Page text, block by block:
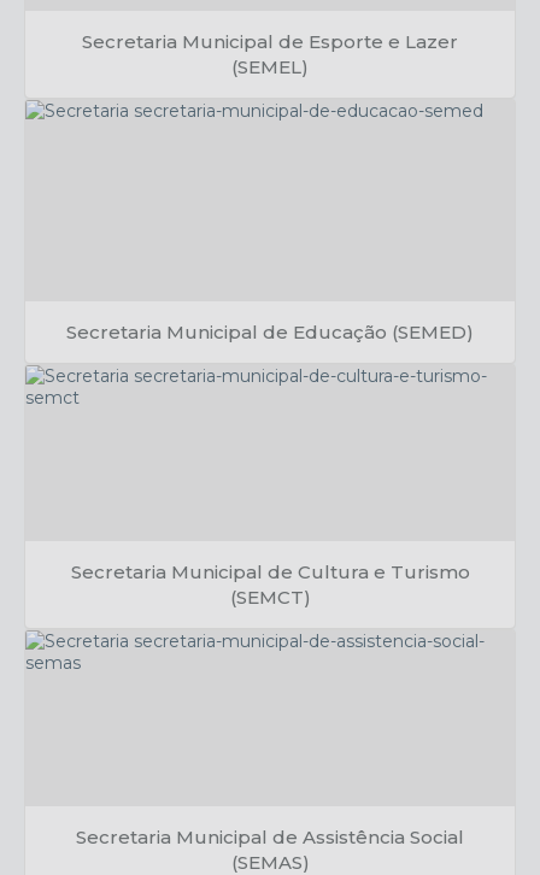
Secretaria Municipal de Esporte e Lazer
(SEMEL)
Secretaria Municipal de Educação (SEMED)
Secretaria Municipal de Cultura e Turismo
(SEMCT)
Secretaria Municipal de Assistência Social
(SEMAS)